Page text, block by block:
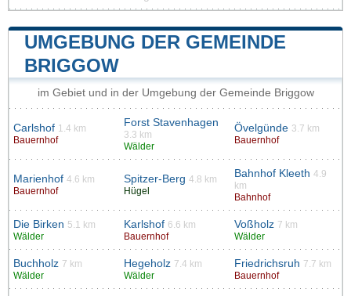
UMGEBUNG DER GEMEINDE
BRIGGOW
im Gebiet und in der Umgebung der Gemeinde Briggow
Carlshof 1.4 km
Bauernhof
Forst Stavenhagen
3.3 km
Wälder
Övelgünde 3.7 km
Bauernhof
Marienhof 4.6 km
Bauernhof
Spitzer-Berg 4.8 km
Hügel
Bahnhof Kleeth 4.9
km
Bahnhof
Die Birken 5.1 km
Wälder
Karlshof 6.6 km
Bauernhof
Voßholz 7 km
Wälder
Buchholz 7 km
Wälder
Hegeholz 7.4 km
Wälder
Friedrichsruh 7.7 km
Bauernhof